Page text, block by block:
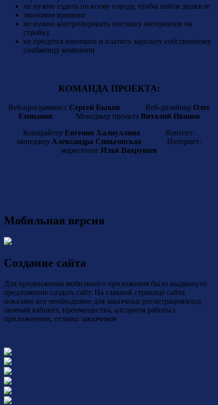
не нужно ездить по всему городу, чтобы найти дешевле
экономия времени
не нужно контролировать поставку материалов на
стройку
не придется нанимать и платить зарплату собственному
снабженцу компании
КОМАНДА ПРОЕКТА:
Веб-программист Сергей Быков Веб-дизайнер Олег
Емшанов
Менеджер проекта Виталий Иванов
Копирайтер Евгения Халиуллина
Контент-
менеджер Александра Синьговская
Интернет-
маркетолог Илья Вахрушев
Мобильная версия
Создание сайта
Для продвижения мобильного приложения было выдвинуто
предложение создать сайт. На главной странице сайта
показано все необходимое для заказчика: регистрация/вход
личный кабинет, преимущества, алгоритм работы с
приложением, отзывы заказчиков